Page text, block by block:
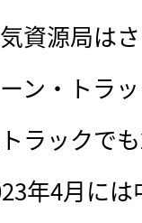
資源局は
ン・トラ
ラックで
年4月に